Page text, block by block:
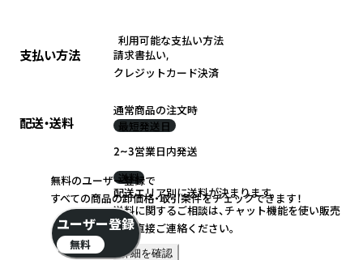
支払い方法
利用可能な支払い方法
請求書払い,
クレジットカード決済
配送・送料
通常商品の注文時
最短発送日
2~3営業日内発送
送料
配送エリア別に送料が決まります。
送料に関するご相談は、チャット機能を使い販売
元に直接ご連絡ください。
詳細を確認
無料のユーザー登録で
すべての商品の卸価格・取引条件をチェックできます！
ユーザー登録
無料